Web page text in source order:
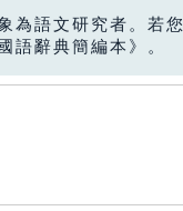
為語文研究者。若
語辭典簡編本》。